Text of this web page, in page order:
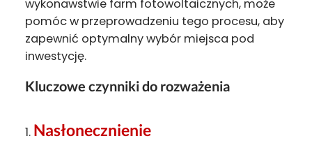
wykonawstwie farm fotowoltaicznych, może
pomóc w przeprowadzeniu tego procesu, aby
zapewnić optymalny wybór miejsca pod
inwestycję.
Kluczowe czynniki do rozważenia
Nasłonecznienie